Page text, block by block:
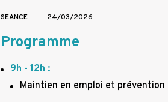
SEANCE 24/03/2026
Programme
9h - 12h :
Maintien en emploi et